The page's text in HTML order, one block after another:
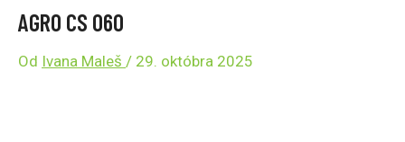
AGRO CS 060
Od Ivana Maleš / 29. októbra 2025